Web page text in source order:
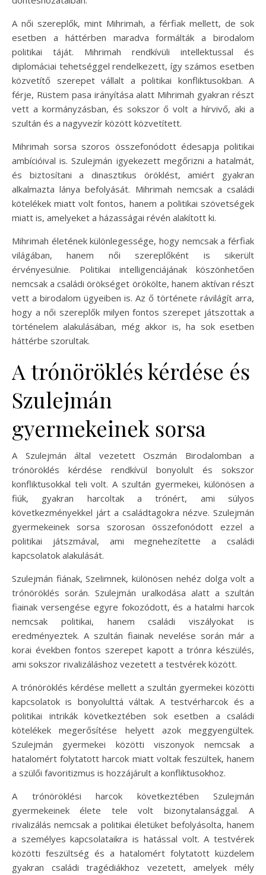
A női szereplők, mint Mihrimah, a férfiak mellett, de sok
esetben a háttérben maradva formálták a birodalom
politikai táját. Mihrimah rendkívüli intellektussal és
diplomáciai tehetséggel rendelkezett, így számos esetben
közvetítő szerepet vállalt a politikai konfliktusokban. A
férje, Rüstem pasa irányítása alatt Mihrimah gyakran részt
vett a kormányzásban, és sokszor ő volt a hírvivő, aki a
szultán és a nagyvezír között közvetített.
Mihrimah sorsa szoros összefonódott édesapja politikai
ambícióival is. Szulejmán igyekezett megőrizni a hatalmát,
és biztosítani a dinasztikus öröklést, amiért gyakran
alkalmazta lánya befolyását. Mihrimah nemcsak a családi
kötelékek miatt volt fontos, hanem a politikai szövetségek
miatt is, amelyeket a házasságai révén alakított ki.
Mihrimah életének különlegessége, hogy nemcsak a férfiak
világában, hanem női szereplőként is sikerült
érvényesülnie. Politikai intelligenciájának köszönhetően
nemcsak a családi örökséget örökölte, hanem aktívan részt
vett a birodalom ügyeiben is. Az ő története rávilágít arra,
hogy a női szereplők milyen fontos szerepet játszottak a
történelem alakulásában, még akkor is, ha sok esetben
háttérbe szorultak.
A trónöröklés kérdése és
Szulejmán
gyermekeinek sorsa
A Szulejmán által vezetett Oszmán Birodalomban a
trónöröklés kérdése rendkívül bonyolult és sokszor
konfliktusokkal teli volt. A szultán gyermekei, különösen a
fiúk, gyakran harcoltak a trónért, ami súlyos
következményekkel járt a családtagokra nézve. Szulejmán
gyermekeinek sorsa szorosan összefonódott ezzel a
politikai játszmával, ami megnehezítette a családi
kapcsolatok alakulását.
Szulejmán fiának, Szelimnek, különösen nehéz dolga volt a
trónöröklés során. Szulejmán uralkodása alatt a szultán
fiainak versengése egyre fokozódott, és a hatalmi harcok
nemcsak politikai, hanem családi viszályokat is
eredményeztek. A szultán fiainak nevelése során már a
korai években fontos szerepet kapott a trónra készülés,
ami sokszor rivalizáláshoz vezetett a testvérek között.
A trónöröklés kérdése mellett a szultán gyermekei közötti
kapcsolatok is bonyolulttá váltak. A testvérharcok és a
politikai intrikák következtében sok esetben a családi
kötelékek megerősítése helyett azok meggyengültek.
Szulejmán gyermekei közötti viszonyok nemcsak a
hatalomért folytatott harcok miatt voltak feszültek, hanem
a szülői favoritizmus is hozzájárult a konfliktusokhoz.
A trónöröklési harcok következtében Szulejmán
gyermekeinek élete tele volt bizonytalansággal. A
rivalizálás nemcsak a politikai életüket befolyásolta, hanem
a személyes kapcsolataikra is hatással volt. A testvérek
közötti feszültség és a hatalomért folytatott küzdelem
gyakran családi tragédiákhoz vezetett, amelyek mély